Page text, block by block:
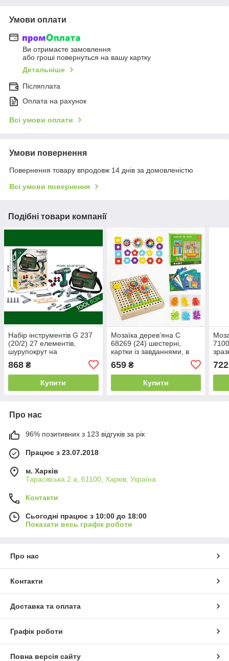
Умови оплати
Ви отримаєте замовлення
або гроші повернуться на вашу картку
Детальніше
Післяплата
Оплата на рахунок
Всі умови оплати
Умови повернення
Повернення товару впродовж 14 днів за домовленістю
Всі умови повернення
Подібні товари компанії
Набір інструментів G 237
(20/2) 27 елементів,
шурупокрут на
інструментів, тренувальні
бруски, в коробці
868 ₴
Купити
Мозаїка дерев’яна C
68269 (24) шестерні,
картки із завданнями, в
659₴
Купити
722
Про нас
96% позитивних з 123 відгуків за рік
Працює з 23.07.2018
м. Харків
Тарасівська 2 а, 61100, Харків, Україна
Контакти
Сьогодні працює з 10:00 до 18:00
Показати весь графік роботи
Про нас
Контакти
Доставка та оплата
Графік роботи
Повна версія сайту